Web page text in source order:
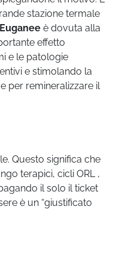
stazione termale
è dovuta alla
effetto
e le patologie
e stimolando la
per remineralizzare il
Questo significa che
terapici, cicli ORL ,
il solo il ticket
è un “giustificato